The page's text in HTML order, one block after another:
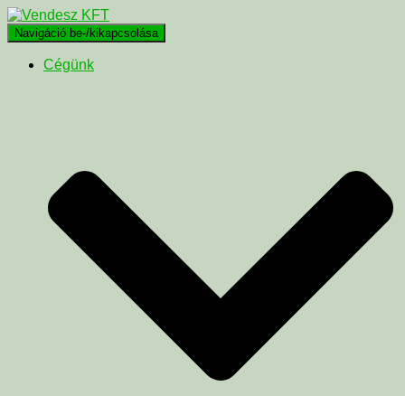
Navigáció be-/kikapcsolása
Cégünk